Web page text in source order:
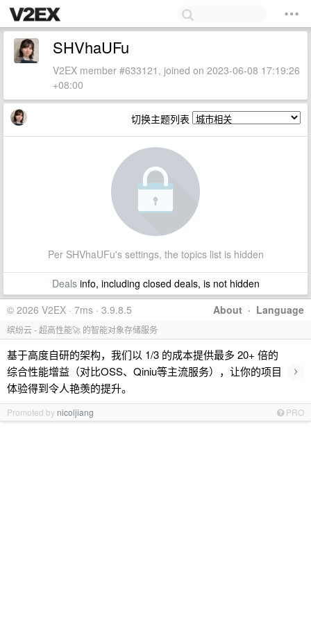
SHVhaUFu
V2EX member #633121, joined on 2023-06-08 17:19:26
+08:00
切换主题列表
Per SHVhaUFu's settings, the topics list is hidden
Dealsinfo, including closed deals, is not hidden
About · Language
© 2026 V2EX · 7ms · 3.9.8.5
缤纷云 - 超高性能🚀 的智能对象存储服务
基于高度自研的架构，我们以 1/3 的成本提供最多 20+ 倍的
综合性能增益（对比OSS、Qiniu等主流服务），让你的项目
体验得到令人艳羡的提升。
›
Promoted by nicoljiang PRO